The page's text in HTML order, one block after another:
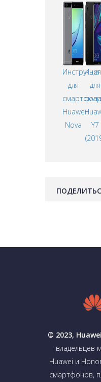
Инструкция
для
смартфона
Huawei
Nova
для
Y7
© 2023,
владельцев
Huawei и
смартфонов,